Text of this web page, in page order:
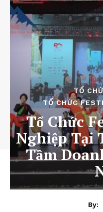
TỔ
TỔ CHỨC
Tổ Chức
Nghiệp Tại
Tầm
By: